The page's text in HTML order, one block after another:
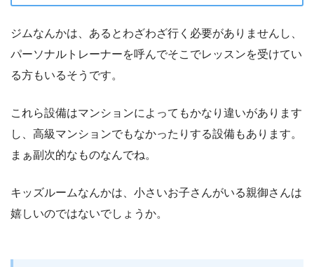
ジムなんかは、あるとわざわざ行く必要がありませんし、
パーソナルトレーナーを呼んでそこでレッスンを受けてい
る方もいるそうです。
これら設備はマンションによってもかなり違いがあります
し、高級マンションでもなかったりする設備もあります。
まぁ副次的なものなんでね。
キッズルームなんかは、小さいお子さんがいる親御さんは
嬉しいのではないでしょうか。